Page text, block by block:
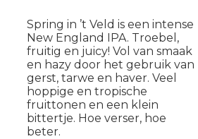
Spring in ’t Veld is een intense
New England IPA. Troebel,
fruitig en juicy! Vol van smaak
en hazy door het gebruik van
gerst, tarwe en haver. Veel
hoppige en tropische
fruittonen en een klein
bittertje. Hoe verser, hoe
beter.